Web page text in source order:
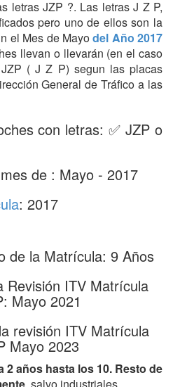
letras JZP ?. Las letras J Z P,
pero uno de ellos son la
el Mes de Mayodel Año 2017
llevan o llevarán (en el caso
( J Z P) segun las placas
General de Tráfico a las
con letras: ✅ JZP o
de : Mayo - 2017
: 2017
de la Matrícula: 9 Años
Revisión ITV Matrícula
Mayo 2021
revisión ITV Matrícula
Mayo 2023
2 años hasta los 10. Resto de